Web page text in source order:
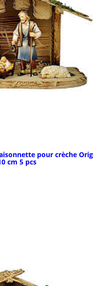
pour crèche
cm 5 pcs